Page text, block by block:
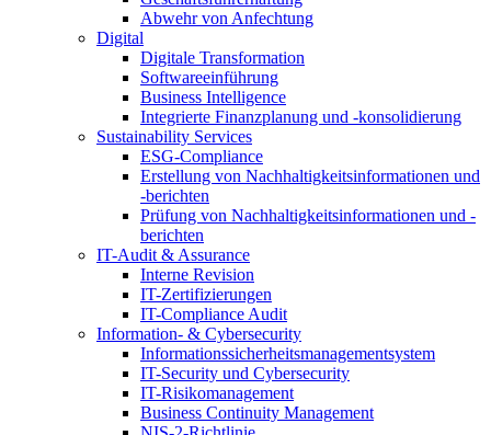
Abwehr von Anfechtung
Digital
Digitale Transformation
Softwareeinführung
Business Intelligence
Integrierte Finanzplanung und -konsolidierung
Sustainability Services
ESG-Compliance
Erstellung von Nachhaltigkeitsinformationen und
-berichten
Prüfung von Nachhaltigkeitsinformationen und -
berichten
IT-Audit & Assurance
Interne Revision
IT-Zertifizierungen
IT-Compliance Audit
Information- & Cybersecurity
Informationssicherheitsmanagementsystem
IT-Security und Cybersecurity
IT-Risikomanagement
Business Continuity Management